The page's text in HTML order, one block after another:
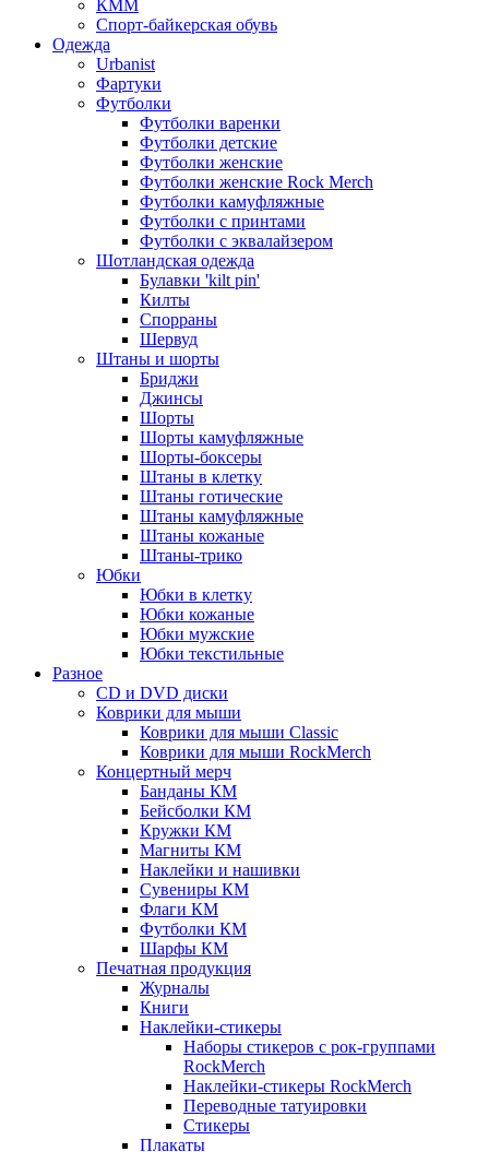
КММ
Спорт-байкерская обувь
Одежда
Urbanist
Фартуки
Футболки
Футболки варенки
Футболки детские
Футболки женские
Футболки женские Rock Merch
Футболки камуфляжные
Футболки с принтами
Футболки с эквалайзером
Шотландская одежда
Булавки 'kilt pin'
Килты
Спорраны
Шервуд
Штаны и шорты
Бриджи
Джинсы
Шорты
Шорты камуфляжные
Шорты-боксеры
Штаны в клетку
Штаны готические
Штаны камуфляжные
Штаны кожаные
Штаны-трико
Юбки
Юбки в клетку
Юбки кожаные
Юбки мужские
Юбки текстильные
Разное
CD и DVD диски
Коврики для мыши
Коврики для мыши Classic
Коврики для мыши RockMerch
Концертный мерч
Банданы КМ
Бейсболки КМ
Кружки КМ
Магниты КМ
Наклейки и нашивки
Сувениры КМ
Флаги КМ
Футболки КМ
Шарфы КМ
Печатная продукция
Журналы
Книги
Наклейки-стикеры
Наборы стикеров с рок-группами
RockMerch
Наклейки-стикеры RockMerch
Переводные татуировки
Стикеры
Плакаты